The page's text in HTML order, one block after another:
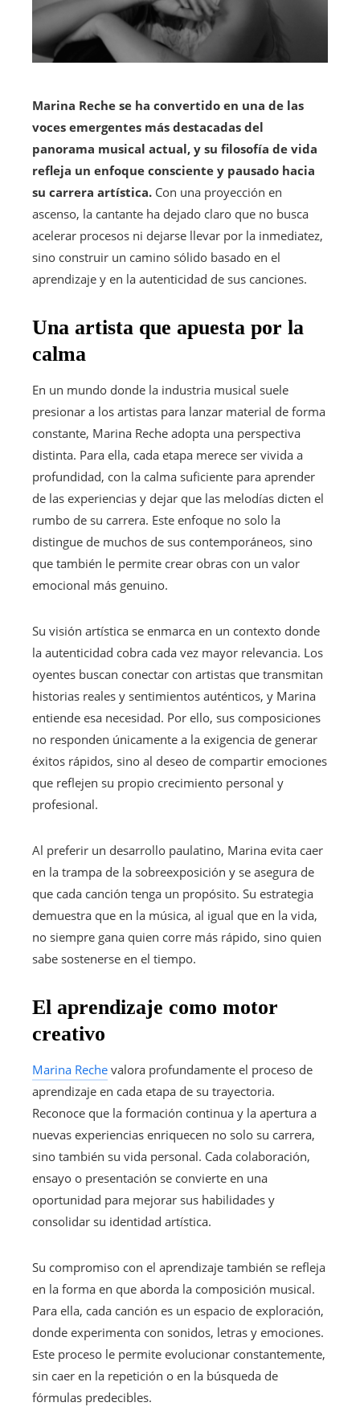
Marina Reche se ha convertido en una de las
voces emergentes más destacadas del
panorama musical actual, y su filosofía de vida
refleja un enfoque consciente y pausado hacia
su carrera artística. Con una proyección en
ascenso, la cantante ha dejado claro que no busca
acelerar procesos ni dejarse llevar por la inmediatez,
sino construir un camino sólido basado en el
aprendizaje y en la autenticidad de sus canciones.
Una artista que apuesta por la
calma
En un mundo donde la industria musical suele
presionar a los artistas para lanzar material de forma
constante, Marina Reche adopta una perspectiva
distinta. Para ella, cada etapa merece ser vivida a
profundidad, con la calma suficiente para aprender
de las experiencias y dejar que las melodías dicten el
rumbo de su carrera. Este enfoque no solo la
distingue de muchos de sus contemporáneos, sino
que también le permite crear obras con un valor
emocional más genuino.
Su visión artística se enmarca en un contexto donde
la autenticidad cobra cada vez mayor relevancia. Los
oyentes buscan conectar con artistas que transmitan
historias reales y sentimientos auténticos, y Marina
entiende esa necesidad. Por ello, sus composiciones
no responden únicamente a la exigencia de generar
éxitos rápidos, sino al deseo de compartir emociones
que reflejen su propio crecimiento personal y
profesional.
Al preferir un desarrollo paulatino, Marina evita caer
en la trampa de la sobreexposición y se asegura de
que cada canción tenga un propósito. Su estrategia
demuestra que en la música, al igual que en la vida,
no siempre gana quien corre más rápido, sino quien
sabe sostenerse en el tiempo.
El aprendizaje como motor
creativo
Marina Reche valora profundamente el proceso de
aprendizaje en cada etapa de su trayectoria.
Reconoce que la formación continua y la apertura a
nuevas experiencias enriquecen no solo su carrera,
sino también su vida personal. Cada colaboración,
ensayo o presentación se convierte en una
oportunidad para mejorar sus habilidades y
consolidar su identidad artística.
Su compromiso con el aprendizaje también se refleja
en la forma en que aborda la composición musical.
Para ella, cada canción es un espacio de exploración,
donde experimenta con sonidos, letras y emociones.
Este proceso le permite evolucionar constantemente,
sin caer en la repetición o en la búsqueda de
fórmulas predecibles.